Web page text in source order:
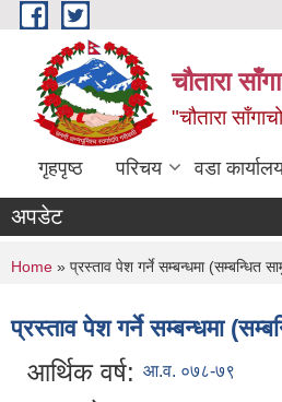
Skip to main content
चौतारा
"चौतारा
गृहपृष्ठ परिचय वडा
अपडेट
You are here
Home » प्रस्ताव पेश गर्ने सम्बन्धमा (सम्बन्धित
प्रस्ताव पेश गर्ने सम्बन्धमा
आर्थिक वर्ष: आ.व. ०७८-७९